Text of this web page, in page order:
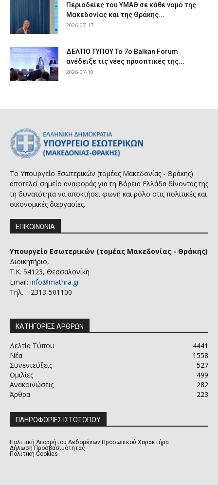
Περιοδείες του ΥΜΑΘ σε κάθε νομό της
Μακεδονίας και της Θράκης...
2026-07-17
ΔΕΛΤΙΟ ΤΥΠΟΥ Το 7ο Balkan Forum
ανέδειξε τις νέες προοπτικές της...
2026-07-10
Το Υπουργείο Εσωτερικών (τομέας Μακεδονίας - Θράκης)
αποτελεί σημείο αναφοράς για τη Βόρεια Ελλάδα δίνοντας της
τη δυνατότητα να αποκτήσει φωνή και ρόλο στις πολιτικές και
οικονομικές διεργασίες.
ΕΠΙΚΟΙΝΩΝΙΑ
Υπουργείο Εσωτερικών (τομέας Μακεδονίας - Θράκης)
Διοικητήριο,
Τ.Κ. 54123, Θεσσαλονίκη
Email: info@mathra.gr
Τηλ. : 2313-501100
ΚΑΤΗΓΟΡΙΕΣ ΑΡΘΡΩΝ
Δελτία Τύπου
4441
Νέα
1558
Συνεντεύξεις
527
Ομιλίες
499
Ανακοινώσεις
282
Άρθρα
223
ΠΛΗΡΟΦΟΡΙΕΣ ΙΣΤΟΤΟΠΟΥ
Πολιτική Απορρήτου Δεδομένων Προσωπικού Χαρακτήρα
Δήλωση Προσβασιμότητας
Πολιτική Cookies